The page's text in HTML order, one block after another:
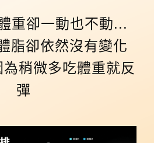
重卻一動也不動...
脂卻依然沒有變化
稍微多吃體重就反
彈